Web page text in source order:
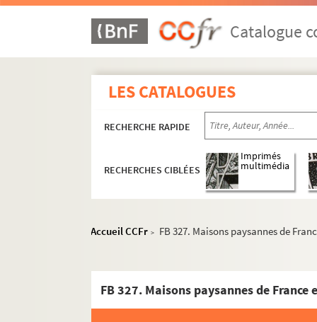
Catalogue
LES CATALOGUES
RECHERCHE RAPIDE
RECHERCHES CIBLÉES
Imprimés
multimédia
Accueil CCFr > FB 327. Maisons paysannes de
FB 327. Maisons paysannes de